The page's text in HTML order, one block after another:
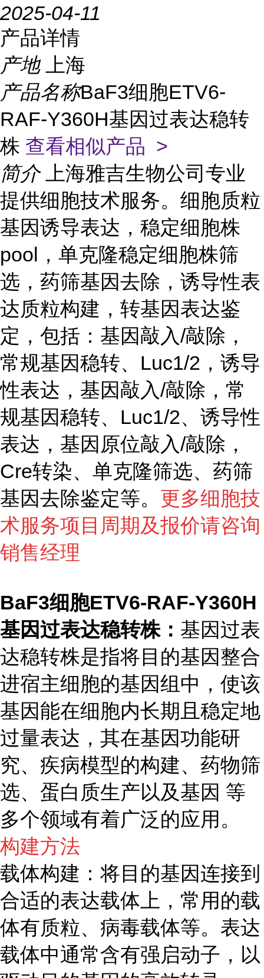
2025-04-11
产品详情
产地
上海
产品名称BaF3细胞ETV6-
RAF-Y360H基因过表达稳转
株 查看相似产品 >
简介
上海雅吉生物公司专业
提供细胞技术服务。细胞质粒
基因诱导表达，稳定细胞株
pool，单克隆稳定细胞株筛
选，药筛基因去除，诱导性表
达质粒构建，转基因表达鉴
定，包括：基因敲入/敲除，
常规基因稳转、Luc1/2，诱导
性表达，基因敲入/敲除，常
规基因稳转、Luc1/2、诱导性
表达，基因原位敲入/敲除，
Cre转染、单克隆筛选、药筛
基因去除鉴定等。 更多细胞技
术服务项目周期及报价请咨询
销售经理
BaF3细胞ETV6-RAF-Y360H
基因过表达稳转株： 基因过表
达稳转株是指将目的基因整合
进宿主细胞的基因组中，使该
基因能在细胞内长期且稳定地
过量表达，其在基因功能研
究、疾病模型的构建、药物筛
选、蛋白质生产以及基因 等
多个领域有着广泛的应用。
构建方法
载体构建：将目的基因连接到
合适的表达载体上，常用的载
体有质粒、病毒载体等。表达
载体中通常含有强启动子，以